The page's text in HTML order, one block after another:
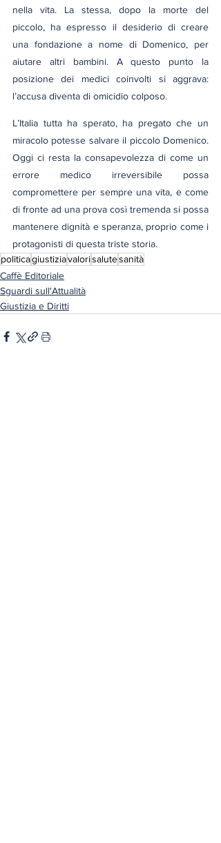
nella vita. La stessa, dopo la morte del
piccolo, ha espresso il desiderio di creare
una fondazione a nome di Domenico, per
aiutare altri bambini. A questo punto la
posizione dei medici coinvolti si aggrava:
l’accusa diventa di omicidio colposo.
L’Italia tutta ha sperato, ha pregato che un
miracolo potesse salvare il piccolo Domenico.
Oggi ci resta la consapevolezza di come un
errore medico irreversibile possa
compromettere per sempre una vita, e come
di fronte ad una prova così tremenda si possa
mantenere dignità e speranza, proprio come i
protagonisti di questa triste storia.
politicagiustiziavalorisalutesanità
Caffè Editoriale
Sguardi sull'Attualità
Giustizia e Diritti